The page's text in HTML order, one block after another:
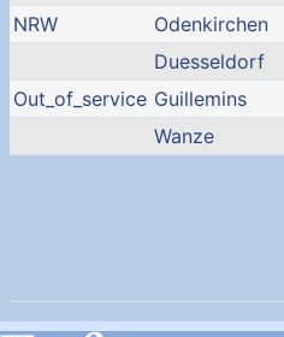
NRW
Odenkirchen
Duesseldorf
Out_of_service Guillemins
Wanze